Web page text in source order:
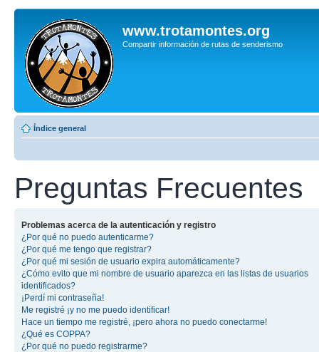
www.trotamontes.org
Compartir información de rutas de senderismo
Índice general
Preguntas Frecuentes
Problemas acerca de la autenticación y registro
¿Por qué no puedo autenticarme?
¿Por qué me tengo que registrar?
¿Por qué mi sesión de usuario expira automáticamente?
¿Cómo evito que mi nombre de usuario aparezca en las listas de usuarios
identificados?
¡Perdí mi contraseña!
Me registré ¡y no me puedo identificar!
Hace un tiempo me registré, ¡pero ahora no puedo conectarme!
¿Qué es COPPA?
¿Por qué no puedo registrarme?